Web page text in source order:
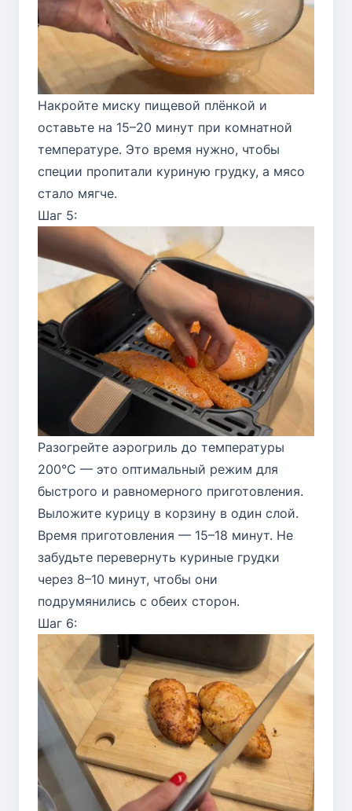
Накройте миску пищевой плёнкой и
оставьте на 15–20 минут при комнатной
температуре. Это время нужно, чтобы
специи пропитали куриную грудку, а мясо
стало мягче.
Шаг 5:
Разогрейте аэрогриль до температуры
200°C — это оптимальный режим для
быстрого и равномерного приготовления.
Выложите курицу в корзину в один слой.
Время приготовления — 15–18 минут. Не
забудьте перевернуть куриные грудки
через 8–10 минут, чтобы они
подрумянились с обеих сторон.
Шаг 6: